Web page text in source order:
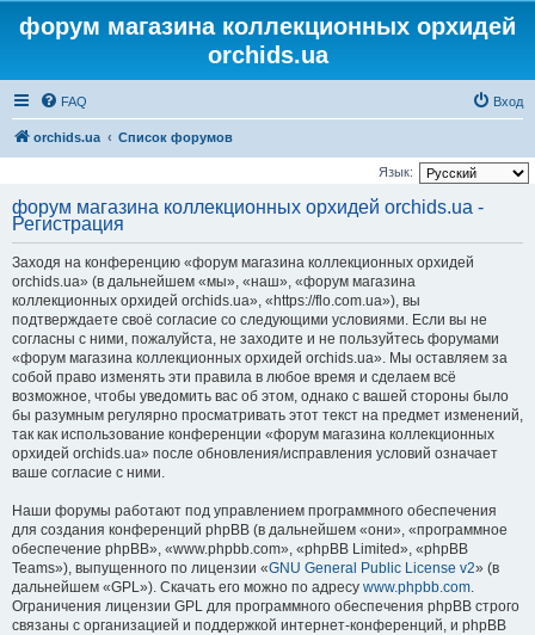
форум магазина коллекционных орхидей
orchids.ua
FAQ Вход
orchids.ua Список форумов
Язык:
форум магазина коллекционных орхидей orchids.ua -
Регистрация
Заходя на конференцию «форум магазина коллекционных орхидей
orchids.ua» (в дальнейшем «мы», «наш», «форум магазина
коллекционных орхидей orchids.ua», «https://flo.com.ua»), вы
подтверждаете своё согласие со следующими условиями. Если вы не
согласны с ними, пожалуйста, не заходите и не пользуйтесь форумами
«форум магазина коллекционных орхидей orchids.ua». Мы оставляем за
собой право изменять эти правила в любое время и сделаем всё
возможное, чтобы уведомить вас об этом, однако с вашей стороны было
бы разумным регулярно просматривать этот текст на предмет изменений,
так как использование конференции «форум магазина коллекционных
орхидей orchids.ua» после обновления/исправления условий означает
ваше согласие с ними.
Наши форумы работают под управлением программного обеспечения
для создания конференций phpBB (в дальнейшем «они», «программное
обеспечение phpBB», «www.phpbb.com», «phpBB Limited», «phpBB
Teams»), выпущенного по лицензии «GNU General Public License v2» (в
дальнейшем «GPL»). Скачать его можно по адресу www.phpbb.com.
Ограничения лицензии GPL для программного обеспечения phpBB строго
связаны с организацией и поддержкой интернет-конференций, и phpBB